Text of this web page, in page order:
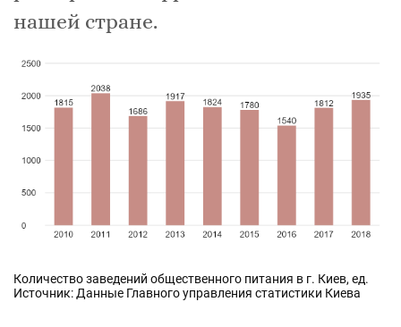
нашей стране.
Количество заведений общественного питания в г. Киев, ед.
Источник: Данные Главного управления статистики Киева